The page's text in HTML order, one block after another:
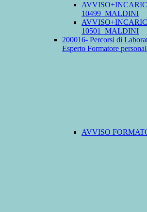
10499_MALDINI
10501_MALDINI
200016- Percorsi di
Esperto Formatore
AVVISO